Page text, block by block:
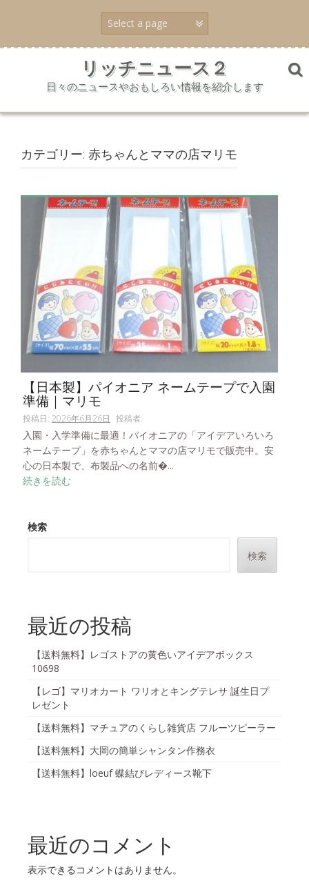
ン
ッ
リッチニュース２
日々のニュースやおもしろい情報を紹介します
カテゴリー: 赤ちゃんとママの店マリモ
【日本製】パイオニア ネームテープで入園
準備｜マリモ
投稿日: 2026年6月26日 投稿者:
入園・入学準備に最適！パイオニアの「アイデアいろいろ
ネームテープ」を赤ちゃんとママの店マリモで販売中。安
心の日本製で、布製品への名前�...
続きを読む
検索
検索
最近の投稿
【送料無料】レゴストアの黄色いアイデアボックス
10698
【レゴ】マリオカート ワリオとキングテレサ 誕生日プ
レゼント
【送料無料】マチュアのくらし雑貨店 フルーツピーラー
【送料無料】大岡の簡単シャンタン作務衣
【送料無料】loeuf 蝶結びレディース靴下
最近のコメント
表示できるコメントはありません。